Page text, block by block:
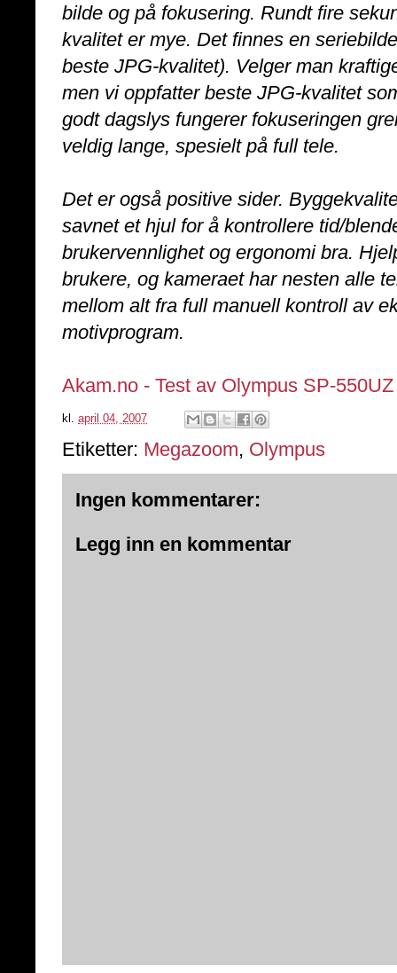
bilde og på fokusering. Rundt fire
kvalitet er mye. Det finnes en
beste JPG-kvalitet). Velger man
men vi oppfatter beste JPG-kvalitet
godt dagslys fungerer fokuseringen
veldig lange, spesielt på full tele.
Det er også positive sider.
savnet et hjul for å kontrollere tid/
brukervennlighet og ergonomi bra.
brukere, og kameraet har nesten alle
mellom alt fra full manuell kontroll av
motivprogram.
Akam.no - Test av Olympus SP-550UZ
kl. april 04, 2007
Etiketter: Megazoom, Olympus
Ingen kommentarer:
Legg inn en kommentar